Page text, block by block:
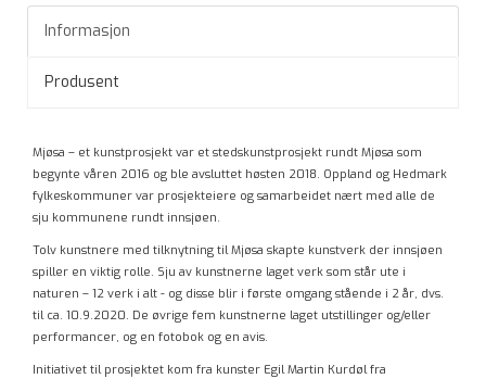
Informasjon
Produsent
Mjøsa – et kunstprosjekt var et stedskunstprosjekt rundt Mjøsa som
begynte våren 2016 og ble avsluttet høsten 2018. Oppland og Hedmark
fylkeskommuner var prosjekteiere og samarbeidet nært med alle de
sju kommunene rundt innsjøen.
Tolv kunstnere med tilknytning til Mjøsa skapte kunstverk der innsjøen
spiller en viktig rolle. Sju av kunstnerne laget verk som står ute i
naturen – 12 verk i alt - og disse blir i første omgang stående i 2 år, dvs.
til ca. 10.9.2020. De øvrige fem kunstnerne laget utstillinger og/eller
performancer, og en fotobok og en avis.
Initiativet til prosjektet kom fra kunster Egil Martin Kurdøl fra